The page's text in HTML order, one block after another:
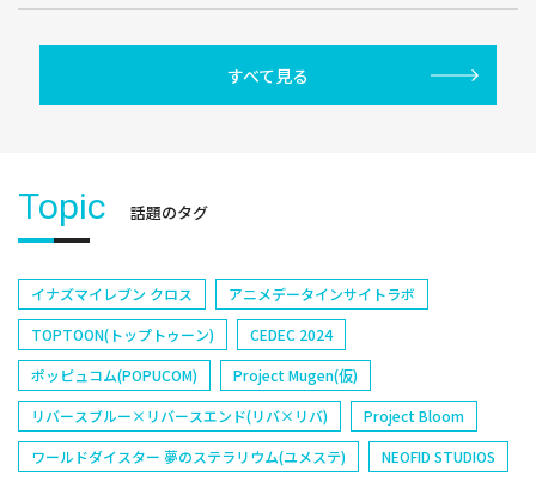
すべて見る
Topic 話題のタグ
イナズマイレブン クロス
アニメデータインサイトラボ
TOPTOON(トップトゥーン)
CEDEC 2024
ポッピュコム(POPUCOM)
Project Mugen(仮)
リバースブルー×リバースエンド(リバ×リバ)
Project Bloom
ワールドダイスター 夢のステラリウム(ユメステ)
NEOFID STUDIOS